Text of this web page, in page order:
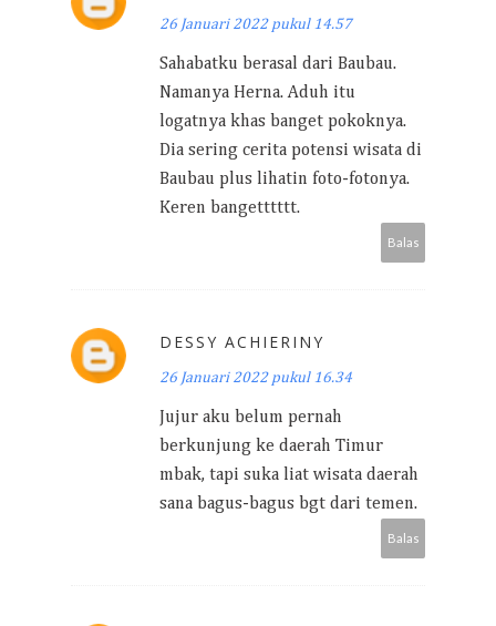
26 Januari 2022 pukul 14.57
Sahabatku berasal dari Baubau.
Namanya Herna. Aduh itu
logatnya khas banget pokoknya.
Dia sering cerita potensi wisata di
Baubau plus lihatin foto-fotonya.
Keren bangetttttt.
Balas
DESSY ACHIERINY
26 Januari 2022 pukul 16.34
Jujur aku belum pernah
berkunjung ke daerah Timur
mbak, tapi suka liat wisata daerah
sana bagus-bagus bgt dari temen.
Balas